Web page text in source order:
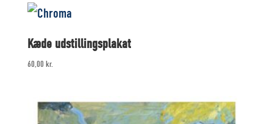
Kæde udstillingsplakat
60,00 kr.